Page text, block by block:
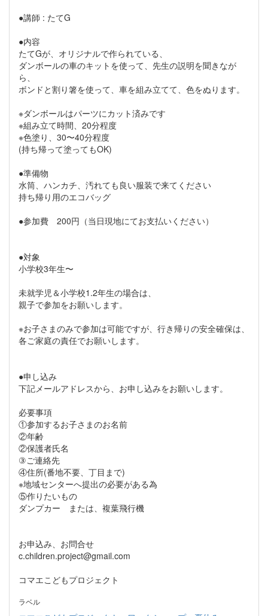
●講師 : たてG
●内容
たてGが、オリジナルで作られている、
ダンボールの車のキットを使って、先生の説明を聞きなが
ら、
ボンドと割り箸を使って、車を組み立てて、色をぬります。
※ダンボールはパーツにカット済みです
※組み立て時間、20分程度
※色塗り、30〜40分程度
(持ち帰って塗ってもOK)
●準備物
水筒、ハンカチ、汚れても良い服装で来てください
持ち帰り用のエコバッグ
●参加費 200円（当日現地にてお支払いください）
●対象
小学校3年生〜
未就学児＆小学校1.2年生の場合は、
親子で参加をお願いします。
※お子さまのみで参加は可能ですが、行き帰りの安全確保は、
各ご家庭の責任でお願いします。
●申し込み
下記メールアドレスから、お申し込みをお願いします。
必要事項
①参加するお子さまのお名前
②年齢
②保護者氏名
③ご連絡先
④住所(番地不要、丁目まで)
※地域センターへ提出の必要がある為
⑤作りたいもの
ダンプカー または、複葉飛行機
お申込み、お問合せ
c.children.project@gmail.com
コマエこどもプロジェクト
ラベル